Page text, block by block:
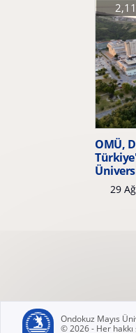
OMÜ,
29
Ondokuz Mayıs
© 2026 - Her hakkı